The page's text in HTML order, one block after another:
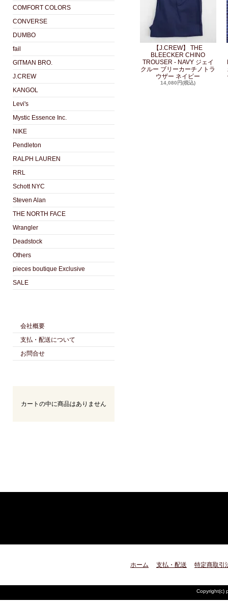
COMFORT COLORS
CONVERSE
DUMBO
fail
GITMAN BRO.
J.CREW
KANGOL
Levi's
Mystic Essence Inc.
NIKE
Pendleton
RALPH LAUREN
RRL
Schott NYC
Steven Alan
THE NORTH FACE
Wrangler
Deadstock
Others
pieces boutique Exclusive
SALE
会社概要
支払・配送について
お問合せ
カートの中に商品はありません
【J.CREW】 THE
BLEECKER CHINO
TROUSER - NAVY ジェイ
クルー ブリーカーチノトラ
ウザー ネイビー
14,080円(税込)
ホーム 支払・配送 特定商取引
Copyright(c)